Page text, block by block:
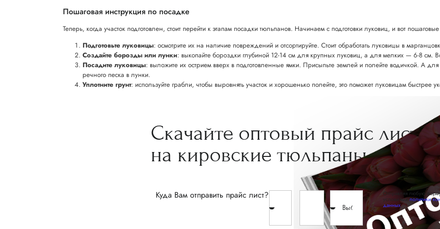
Пошаговая инструкция по посадке
Теперь, когда участок подготовлен, стоит перейти к этапам посадки тюльпанов. Начинаем с подготовки луковиц, и вот
Подготовьте луковицы: осмотрите их на наличие повреждений и отсортируйте. Стоит обработать луковицы в
Создайте борозды или лунки: выкопайте бороздки глубиной 12-14 см для крупных луковиц, а для мелких — 6-8 см.
Посадите луковицы: выложите их острием вверх в подготовленные ямки. Присыпьте землей и полейте водичкой. А
речного песка в лунки.
Уплотните грунт: используйте грабли, чтобы выровнять участок и хорошенько полейте, это поможет луковицам быстрее
Скачайте оптовый прайс лист
на кировские тюльпаны
Куда Вам отправить прайс лист? Отправляя любую
условиямиполитики
данных